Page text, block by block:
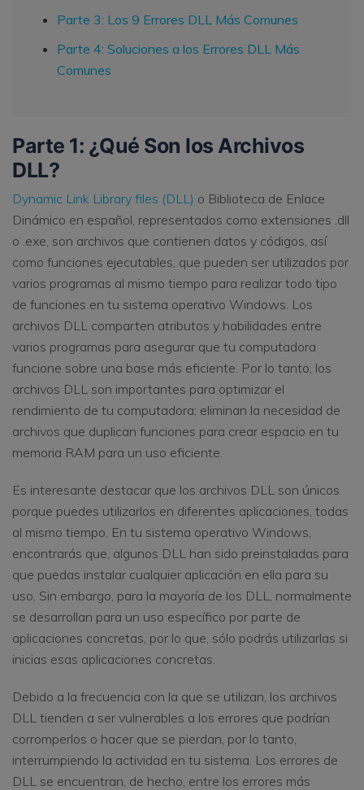
Parte 3: Los 9 Errores DLL Más Comunes
Parte 4: Soluciones a los Errores DLL Más
Comunes
Parte 1: ¿Qué Son los Archivos
DLL?
Dynamic Link Library files (DLL) o Biblioteca de Enlace
Dinámico en español, representados como extensiones .dll
o .exe, son archivos que contienen datos y códigos, así
como funciones ejecutables, que pueden ser utilizados por
varios programas al mismo tiempo para realizar todo tipo
de funciones en tu sistema operativo Windows. Los
archivos DLL comparten atributos y habilidades entre
varios programas para asegurar que tu computadora
funcione sobre una base más eficiente. Por lo tanto, los
archivos DLL son importantes para optimizar el
rendimiento de tu computadora; eliminan la necesidad de
archivos que duplican funciones para crear espacio en tu
memoria RAM para un uso eficiente.
Es interesante destacar que los archivos DLL son únicos
porque puedes utilizarlos en diferentes aplicaciones, todas
al mismo tiempo. En tu sistema operativo Windows,
encontrarás que, algunos DLL han sido preinstaladas para
que puedas instalar cualquier aplicación en ella para su
uso. Sin embargo, para la mayoría de los DLL, normalmente
se desarrollan para un uso específico por parte de
aplicaciones concretas, por lo que, sólo podrás utilizarlas si
inicias esas aplicaciones concretas.
Debido a la frecuencia con la que se utilizan, los archivos
DLL tienden a ser vulnerables a los errores que podrían
corromperlos o hacer que se pierdan, por lo tanto,
interrumpiendo la actividad en tu sistema. Los errores de
DLL se encuentran, de hecho, entre los errores más